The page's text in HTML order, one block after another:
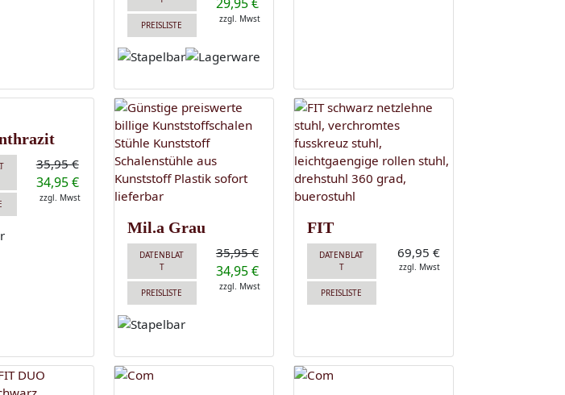
PREISLISTE
zzgl. Mwst
35,95 €
34,95 €
zzgl. Mwst
Mil.a Grau
DATENBLAT
T
PREISLISTE
35,95 €
34,95 €
zzgl. Mwst
FIT
DATENBLAT
T
PREISLISTE
69,95 €
zzgl. Mwst